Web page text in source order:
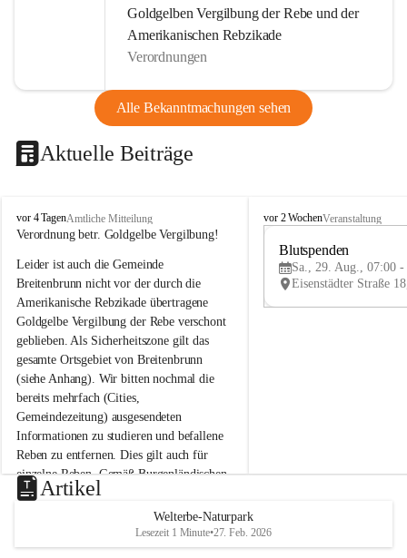
Goldgelben Vergilbung der Rebe und der
Amerikanischen Rebzikade
Verordnungen
Alle Bekanntmachungen sehen
Aktuelle Beiträge
B
r
i
t
e
n
b
r
u
n
n
a
m
N
e
u
s
d
vor 4 TagenAmtliche Mitteilung
Verordnung betr. Goldgelbe Vergilbung!
Leider ist auch die Gemeinde
Breitenbrunn nicht vor der durch die
Amerikanische Rebzikade übertragene
Goldgelbe Vergilbung der Rebe verschont
geblieben. Als Sicherheitszone gilt das
gesamte Ortsgebiet von Breitenbrunn
(siehe Anhang). Wir bitten nochmal die
bereits mehrfach (Cities,
Gemeindezeitung) ausgesendeten
Informationen zu studieren und befallene
Reben zu entfernen. Dies gilt auch für
einzelne Reben. Gemäß Burgenländischen
Weinbaugesetz sind nicht gepflegte oder
unzulässige Weingärten zu roden! Bitte
helfen wir zusammen um unsere Winzer
vor den prognostizierten Ernteausfällen
B
e
u
e
d
vor 2 WochenVeranstaltung
Blutspenden
Sa., 29. Aug., 07:00 -
Artikel
Welterbe-Naturpark
Lesezeit 1 Minute•27. Feb. 2026